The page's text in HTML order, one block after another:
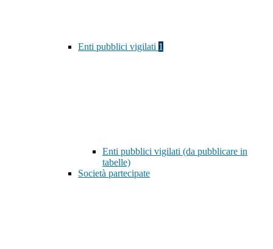
Enti pubblici vigilati 1
Enti pubblici vigilati (da pubblicare in
tabelle)
Società partecipate